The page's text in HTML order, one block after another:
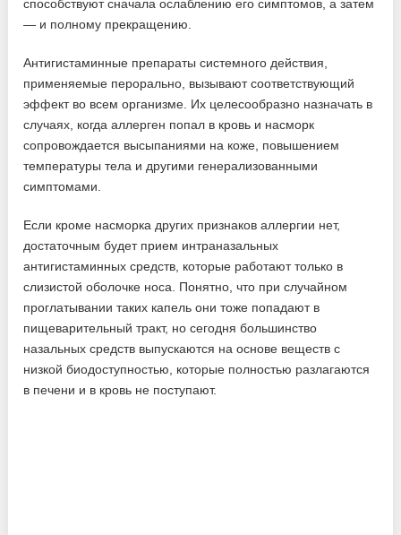
способствуют сначала ослаблению его симптомов, а затем
— и полному прекращению.
Антигистаминные препараты системного действия,
применяемые перорально, вызывают соответствующий
эффект во всем организме. Их целесообразно назначать в
случаях, когда аллерген попал в кровь и насморк
сопровождается высыпаниями на коже, повышением
температуры тела и другими генерализованными
симптомами.
Если кроме насморка других признаков аллергии нет,
достаточным будет прием интраназальных
антигистаминных средств, которые работают только в
слизистой оболочке носа. Понятно, что при случайном
проглатывании таких капель они тоже попадают в
пищеварительный тракт, но сегодня большинство
назальных средств выпускаются на основе веществ с
низкой биодоступностью, которые полностью разлагаются
в печени и в кровь не поступают.